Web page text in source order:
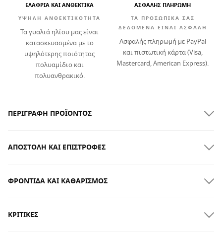
ΕΛΑΦΡΙΆ ΚΑΙ ΑΝΘΕΚΤΙΚΆ
ΥΨΗΛΉ ΑΝΘΕΚΤΙΚΌΤΗΤΑ
Τα γυαλιά ηλίου μας είναι
κατασκευασμένα με το
υψηλότερης ποιότητας
πολυαμίδιο και
πολυανθρακικό.
ΑΣΦΑΛΉΣ ΠΛΗΡΩΜΉ
ΤΑ ΠΡΟΣΩΠΙΚΆ ΣΑΣ
ΔΕΔΟΜΈΝΑ ΕΊΝΑΙ ΑΣΦΑΛΉ
Ασφαλής πληρωμή με PayPal
και πιστωτική κάρτα (Visa,
Mastercard, American Express).
ΠΕΡΙΓΡΑΦΉ ΠΡΟΪΌΝΤΟΣ
ΑΠΟΣΤΟΛΉ ΚΑΙ ΕΠΙΣΤΡΟΦΈΣ
Παράδοση στο σπίτι
για παραγγελίες άνω των
ΦΡΟΝΤΊΔΑ ΚΑΙ ΚΑΘΑΡΙΣΜΌΣ
ΚΡΙΤΙΚΈΣ